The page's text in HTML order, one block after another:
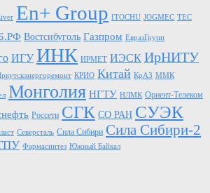
En+ Group ITOCHU JOGMEC TEC
Востсибуголь Газпром ЕвразГрупп
ИГУ ИНК ИРМЕТ ИЭСК ИрНИТУ
КРИО Китай КрАЗ ММК
Монголия НГТУ НЛМК Ориент-Телеком
Россети СГК СО РАН СУЭК
Северсталь Сила Сибири Сила Сибири-2
Фармасинтез Южный Байкал